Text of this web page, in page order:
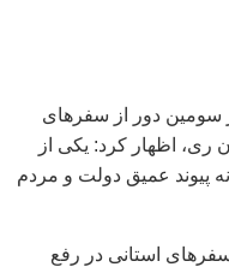
سومين دور از سفرهای
ری، اظهار کرد: يکی از
پيوند عميق دولت و مردم
استانی در رفع